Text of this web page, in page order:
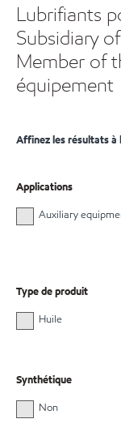
Lubrifiants
Subsidiary
Member of
équipement
Affinez les résultats à
Applications
Auxiliary
Type de produit
Huile
Synthétique
Non